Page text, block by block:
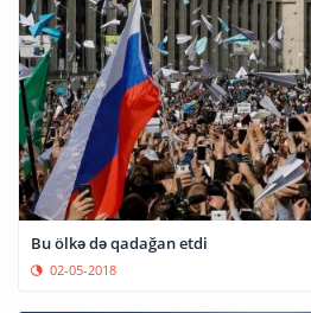
Bu ölkə də qadağan etdi
02-05-2018